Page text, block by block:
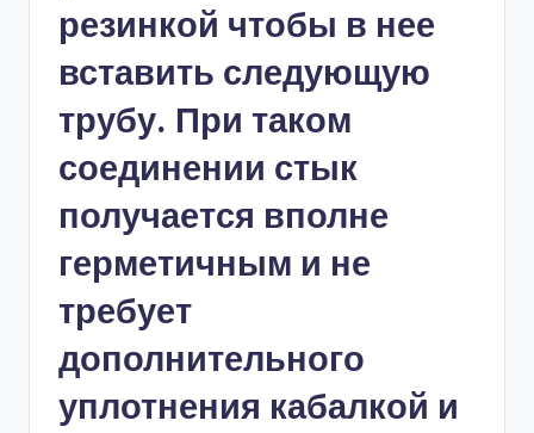
резинкой чтобы в нее
вставить следующую
трубу. При таком
соединении стык
получается вполне
герметичным и не
требует
дополнительного
уплотнения кабалкой и